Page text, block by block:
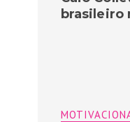
brasileiro